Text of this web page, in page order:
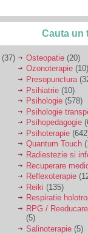
Cauta un
(37)
Osteopatie (20)
Ozonoterapie (10)
Presopunctura
Psihiatrie (10)
Psihologie (578)
Psihologie
Psihopedagogie
Psihoterapie
Quantum Touch
Radiestezie si
Recuperare
Reflexoterapie
Reiki (135)
Respiratie
RPG /
(5)
Salinoterapie (5)